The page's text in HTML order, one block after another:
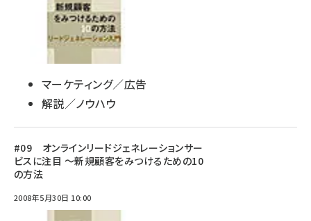
マーケティング／広告
解説／ノウハウ
#09 オンラインリードジェネレーションサー
ビスに注目 ～新規顧客をみつけるための10
の方法
2008年5月30日 10:00